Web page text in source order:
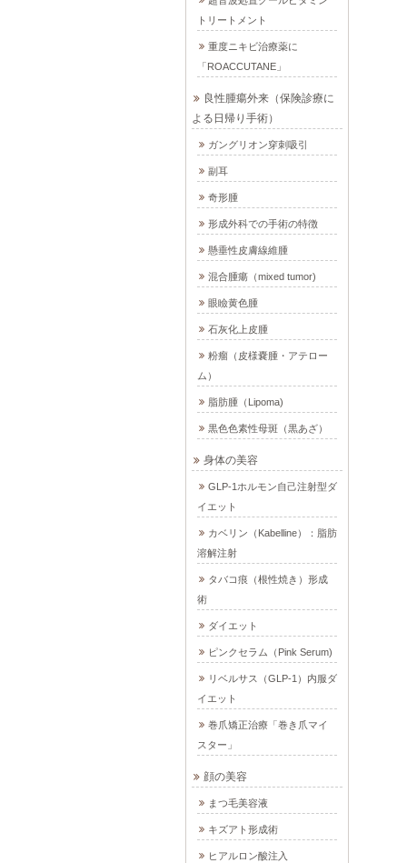
トリートメント
重度ニキビ治療薬に
「ROACCUTANE」
良性腫瘍外来（保険診療に
よる日帰り手術）
ガングリオン穿刺吸引
副耳
奇形腫
形成外科での手術の特徴
懸垂性皮膚線維腫
混合腫瘍（mixed tumor)
眼瞼黄色腫
石灰化上皮腫
粉瘤（皮様嚢腫・アテロー
ム）
脂肪腫（Lipoma)
黒色色素性母斑（黒あざ）
身体の美容
GLP-1ホルモン自己注射型ダ
イエット
カベリン（Kabelline）：脂肪
溶解注射
タバコ痕（根性焼き）形成
術
ダイエット
ピンクセラム（Pink Serum)
リベルサス（GLP-1）内服ダ
イエット
巻爪矯正治療「巻き爪マイ
スター」
顔の美容
まつ毛美容液
キズアト形成術
ヒアルロン酸注入